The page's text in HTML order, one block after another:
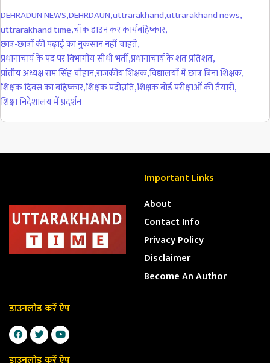
DEHRADUN NEWS,DEHRDAUN,uttrarakhand,uttrarakhand news,
uttrarakhand time,चॉक डाउन कर कार्यबहिष्कार,
छात्र-छात्रों की पढ़ाई का नुकसान नहीं चाहते,
प्रधानाचार्य के पद पर विभागीय सीधी भर्ती,प्रधानाचार्य के शत प्रतिशत,
प्रांतीय अध्यक्ष राम सिंह चौहान,राजकीय शिक्षक,विद्यालयों में छात्र बिना शिक्षक,
शिक्षक दिवस का बहिष्कार,शिक्षक पदोन्नति,शिक्षक बोर्ड परीक्षाओं की तैयारी,
शिक्षा निदेशालय में प्रदर्शन
Important Links
About
Contact Info
Privacy Policy
Disclaimer
Become An Author
डाउनलोड करें ऐप